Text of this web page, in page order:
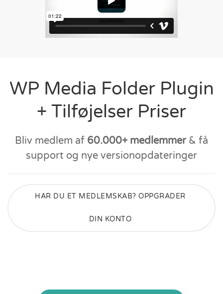
WP Media Folder Plugin
+ Tilføjelser Priser
Bliv medlem af 60.000+ medlemmer& få
support og nye versionopdateringer
HAR DU ET MEDLEMSKAB? OPPGRADER
DIN KONTO